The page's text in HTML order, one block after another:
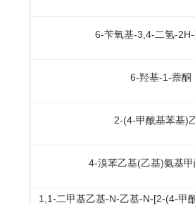
6-苄氧基-3,4-二氢-
6-羟基-1-萘酮
2-(4-甲酰基苯基)
4-溴苯乙基(乙基)氨基
1,1-二甲基乙基-N-乙基-N-[2-(4-甲